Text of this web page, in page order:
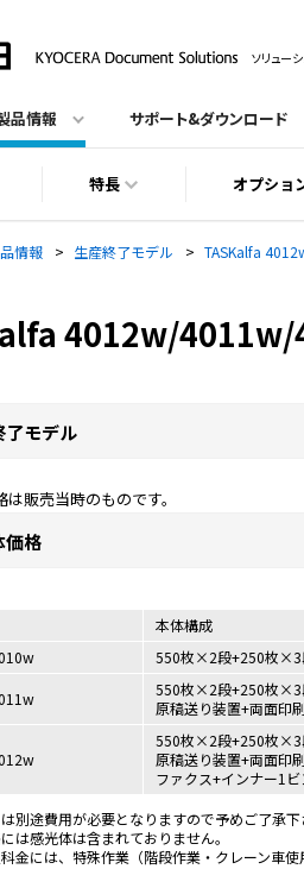
ソリュー
品情報 サポート&ダウンロード
特長 オプショ
情報 > 生産終了モデル > TASKalfa
4012w/
モデル
販売当時のものです。
価格
本体構成
550枚×2段+250枚×3
550枚×2段+250枚×3
原稿送り装置+両面印
550枚×2段+250枚×3
原稿送り装置+両面印
ファクス+インナー1ビ
別途費用が必要となりますので予めご了承下
は感光体は含まれておりません。
金には、特殊作業（階段作業・クレーン車